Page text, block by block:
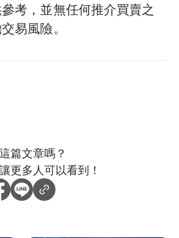
考，並無任何推介買賣之
易風險。
篇文章嗎？
更多人可以看到！